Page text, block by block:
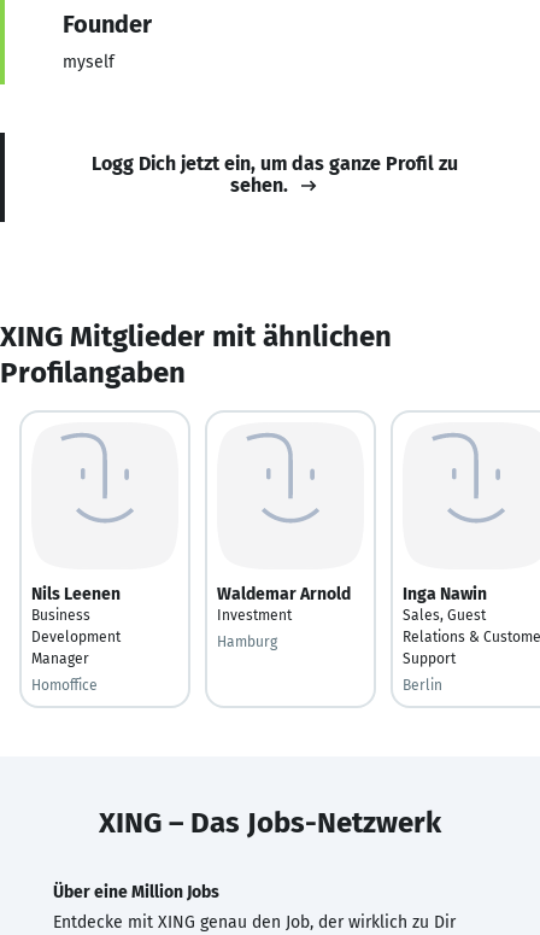
Founder
myself
Logg Dich jetzt ein, um das ganze Profil zu
sehen.
XING Mitglieder mit ähnlichen
Profilangaben
Nils Leenen
Business
Development
Manager
Homoffice
Waldemar Arnold
Investment
Hamburg
Inga Nawin
Sales, Guest
Relations &
Support
Berlin
XING – Das Jobs-Netzwerk
Über eine Million Jobs
Entdecke mit XING genau den Job, der wirklich zu Dir